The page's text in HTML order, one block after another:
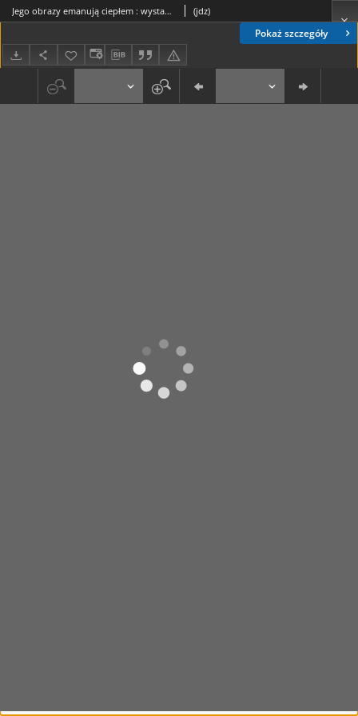
Pokaż szczegóły
Jego obrazy emanują ciepłem : wystawa malarstwa Ryszarda Golińskiego w galerii Ośrodka Kultury im. C. Norwida (jdz)